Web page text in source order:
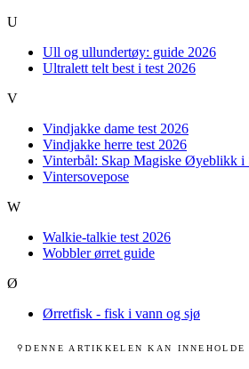
U
Ull og ullundertøy: guide 2026
Ultralett telt best i test 2026
V
Vindjakke dame test 2026
Vindjakke herre test 2026
Vinterbål: Skap Magiske Øyeblikk i
Vintersovepose
W
Walkie-talkie test 2026
Wobbler ørret guide
Ø
Ørretfisk - fisk i vann og sjø
⚲DENNE ARTIKKELEN KAN